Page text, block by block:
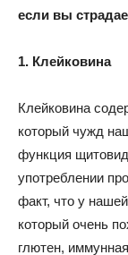
если вы
1. Клейковина
Клейковина
который чужд
функция
употреблении
факт, что у
который очень
глютен,